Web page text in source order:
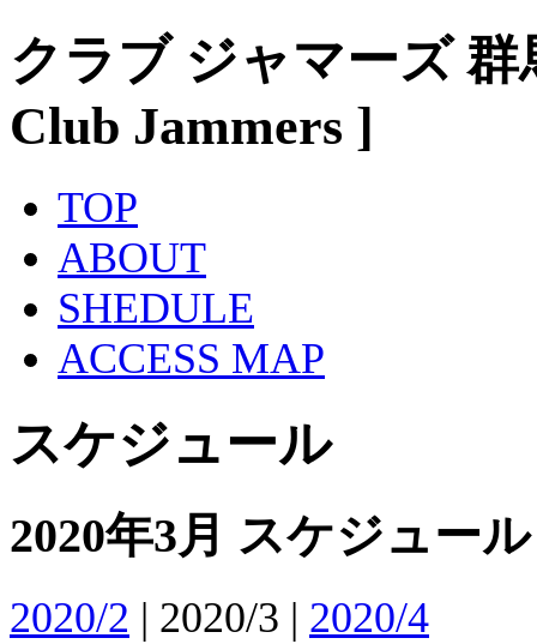
クラブ ジャマーズ
Club Jammers ]
TOP
ABOUT
SHEDULE
ACCESS MAP
スケジュール
2020年3月 スケジュール
2020/2 | 2020/3 | 2020/4